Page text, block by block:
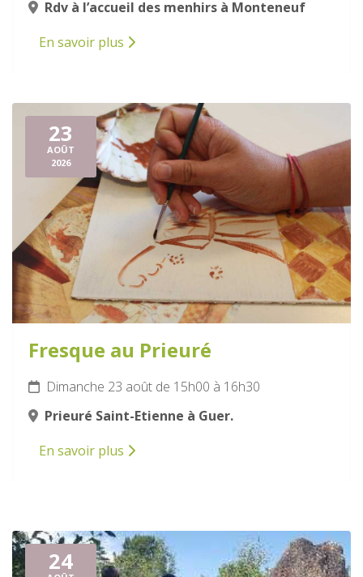
Rdv à l’accueil des menhirs à Monteneuf
En savoir plus
23
AOÛT
2026
Fresque au Prieuré
Dimanche 23 août de 15h00 à 16h30
Prieuré Saint-Etienne à Guer.
En savoir plus
24